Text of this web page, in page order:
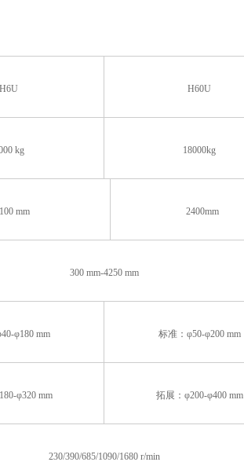
H6U H60U
kg 18000kg
mm 2400mm
300 mm-4250 mm
φ180 mm 标准：φ50-φ200 mm
φ320 mm 拓展：φ200-φ400 mm
230/390/685/1090/1680 r/min